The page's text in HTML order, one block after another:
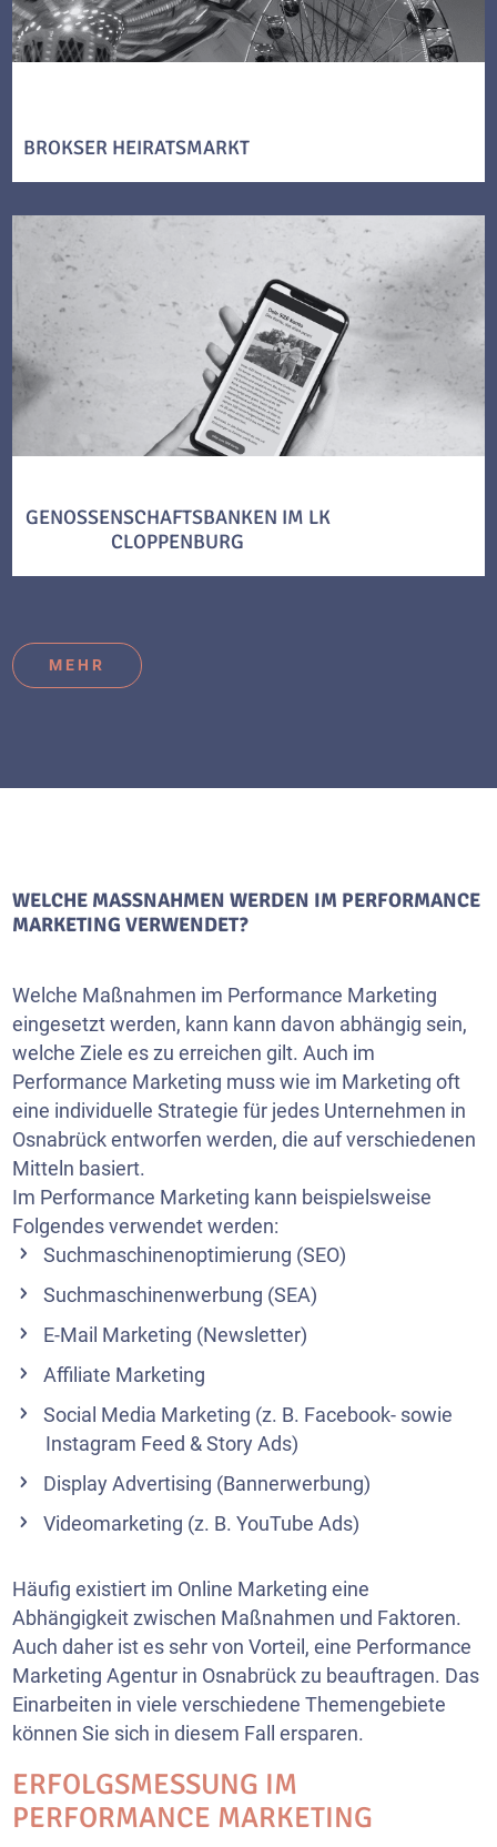
BROKSER HEIRATSMARKT
GENOSSENSCHAFTSBANKEN IM LK
CLOPPENBURG
MEHR
WELCHE MASSNAHMEN WERDEN IM PERFORMANCE M
ARKETING VERWENDET?
Welche Maßnahmen im Performance Marketing
eingesetzt werden, kann kann davon abhängig sein,
welche Ziele es zu erreichen gilt. Auch im
Performance Marketing muss wie im Marketing oft
eine individuelle Strategie für jedes Unternehmen in
Osnabrück entworfen werden, die auf verschiedenen
Mitteln basiert.
Im Performance Marketing kann beispielsweise
Folgendes verwendet werden:
Suchmaschinenoptimierung (SEO)
Suchmaschinenwerbung (SEA)
E-Mail Marketing (Newsletter)
Affiliate Marketing
Social Media Marketing (z. B. Facebook- sowie
Instagram Feed & Story Ads)
Display Advertising (Bannerwerbung)
Videomarketing (z. B. YouTube Ads)
Häufig existiert im Online Marketing eine
Abhängigkeit zwischen Maßnahmen und Faktoren.
Auch daher ist es sehr von Vorteil, eine Performance
Marketing Agentur in Osnabrück zu beauftragen. Das
Einarbeiten in viele verschiedene Themengebiete
können Sie sich in diesem Fall ersparen.
ERFOLGSMESSUNG IM
PERFORMANCE MARKETING